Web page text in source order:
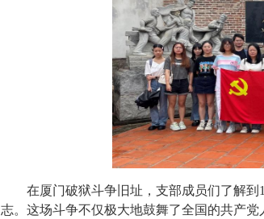
在厦门破狱斗争旧址，支部成员们了解到
志。这场斗争不仅极大地鼓舞了全国的共产